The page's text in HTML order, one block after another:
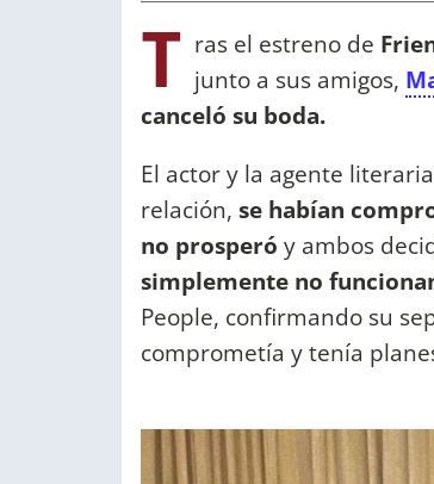
T ras el estreno de
junto a sus amigos,
canceló su boda.
El actor y la agente
relación, se habían
no prosperó y ambos
simplemente no
People, confirmando su
comprometía y tenía